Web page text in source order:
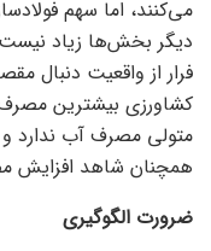
می‌کنند، اما سهم
دیگر بخش‌ها زیاد نیست.
فرار از واقعیت دنبال
کشاورزی بیشترین
متولی مصرف آب ندارد
همچنان شاهد
ضرورت الگوگیری